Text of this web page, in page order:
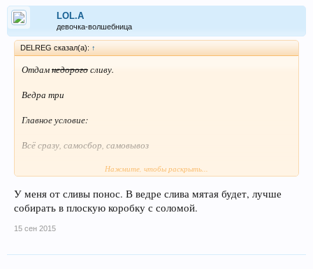
LOL.A
девочка-волшебница
DELREG сказал(а): ↑
Отдамнедорогосливу.
Ведра три
Главное условие:
Всё сразу, самосбор, самовывоз
Стремянкой обеспечу!Нажмите, чтобы раскрыть...
У меня от сливы понос. В ведре слива мятая будет, лучше
собирать в плоскую коробку с соломой.
15 сен 2015